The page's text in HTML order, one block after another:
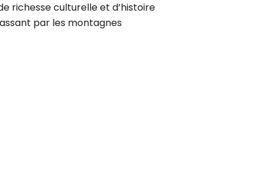
richesse culturelle et d’histoire
par les montagnes